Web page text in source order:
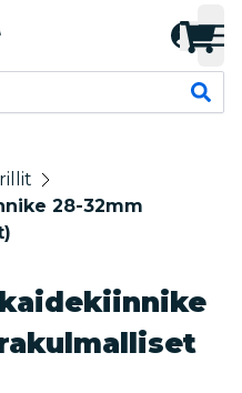
28-32mm